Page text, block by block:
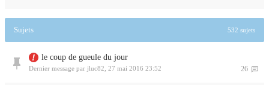
Sujets 532 sujets
le coup de gueule du jour
26
Dernier message par jluc82 27 mai 2016 23:52